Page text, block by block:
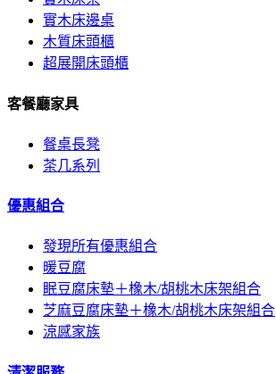
實木床邊桌
木質床頭櫃
超展開床頭櫃
客餐廳家具
餐桌長凳
茶几系列
優惠組合
發現所有優惠組合
暖豆腐
眠豆腐床墊＋橡木/胡桃木床架組合
芝麻豆腐床墊＋橡木/胡桃木床架組合
涼感家族